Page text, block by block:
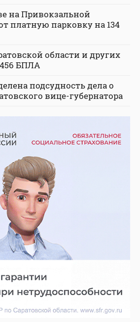
на Привокзальной
платную парковку на 134
области и других
БПЛА
подсудность дела о
вице-губернатора